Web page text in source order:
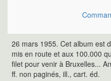
26 mars 1955. Cet album est
mis en route et aux 100.000
filet pour venir à Bruxelles...
ff. non paginés, ill., cart. éd.